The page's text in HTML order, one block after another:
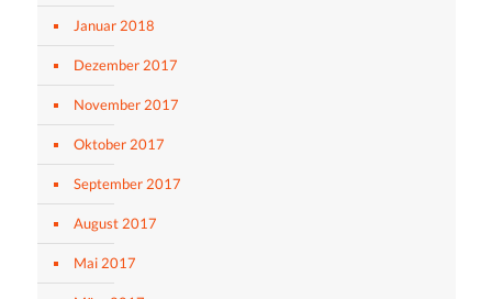
Januar 2018
Dezember 2017
November 2017
Oktober 2017
September 2017
August 2017
Mai 2017